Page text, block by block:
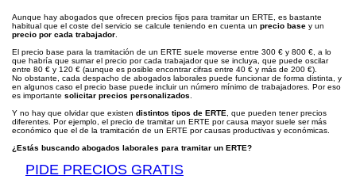
Aunque hay abogados que ofrecen precios fijos para tramitar un ERTE, es bastante
habitual que el coste del servicio se calcule teniendo en cuenta un precio base y un
precio por cada trabajador
El precio base para la tramitación de un ERTE suele moverse entre 300 € y 800 €, a lo
que habría que sumar el precio por cada trabajador que se incluya, que puede oscilar
entre 80 € y 120 € (aunque es posible encontrar cifras entre 40 € y más de 200 €).
No obstante, cada despacho de abogados laborales puede funcionar de forma distinta, y
en algunos caso el precio base puede incluir un número mínimo de trabajadores. Por eso
es importante solicitar precios personalizados
Y no hay que olvidar que existen distintos tipos de ERTE , que pueden tener precios
diferentes. Por ejemplo, el precio de tramitar un ERTE por causa mayor suele ser más
económico que el de la tramitación de un ERTE por causas productivas y económicas.
¿Estás buscando abogados laborales para tramitar un ERTE?
PIDE PRECIOS GRATIS